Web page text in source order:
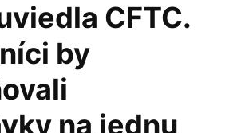
CFTC.
by
na jednu